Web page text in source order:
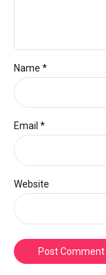
Name *
Email *
Website
Post Comment